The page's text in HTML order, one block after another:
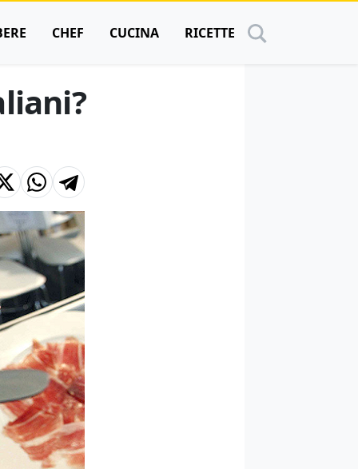
CHEF CUCINA RICETTE